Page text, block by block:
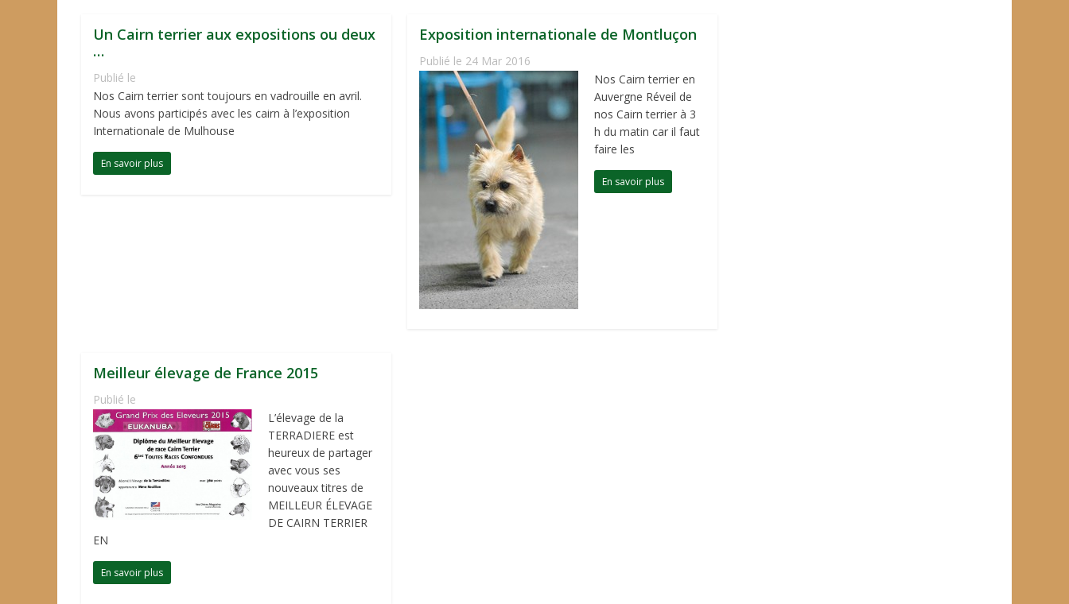
Un Cairn terrier aux expositions ou deux
…
Publié le
Nos Cairn terrier sont toujours en vadrouille en avril.
Nous avons participés avec les cairn à l’exposition
Internationale de Mulhouse
En savoir plus
Exposition internationale de Montluçon
Publié le 24 Mar 2016
Nos Cairn terrier en
Auvergne Réveil de
nos Cairn terrier à 3
h du matin car il faut
faire les
En savoir plus
Meilleur élevage de France 2015
Publié le
L’élevage de la
TERRADIERE est
heureux de partager
avec vous ses
nouveaux titres de
MEILLEUR ÉLEVAGE
DE CAIRN TERRIER
EN
En savoir plus